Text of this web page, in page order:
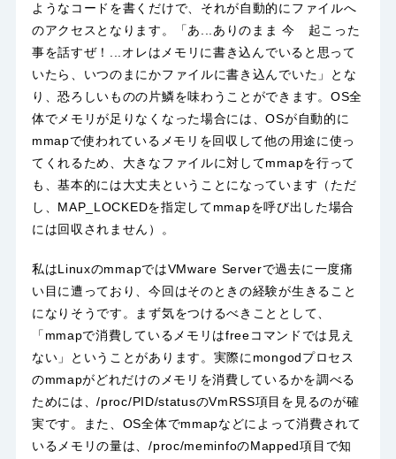
ようなコードを書くだけで、それが自動的にファイルへ
のアクセスとなります。「あ...ありのまま 今 起こった
事を話すぜ！...オレはメモリに書き込んでいると思って
いたら、いつのまにかファイルに書き込んでいた」とな
り、恐ろしいものの片鱗を味わうことができます。OS全
体でメモリが足りなくなった場合には、OSが自動的に
mmapで使われているメモリを回収して他の用途に使っ
てくれるため、大きなファイルに対してmmapを行って
も、基本的には大丈夫ということになっています（ただ
し、MAP_LOCKEDを指定してmmapを呼び出した場合
には回収されません）。
私はLinuxのmmapではVMware Serverで過去に一度痛
い目に遭っており、今回はそのときの経験が生きること
になりそうです。まず気をつけるべきこととして、
「mmapで消費しているメモリはfreeコマンドでは見え
ない」ということがあります。実際にmongodプロセス
のmmapがどれだけのメモリを消費しているかを調べる
ためには、/proc/PID/statusのVmRSS項目を見るのが確
実です。また、OS全体でmmapなどによって消費されて
いるメモリの量は、/proc/meminfoのMapped項目で知